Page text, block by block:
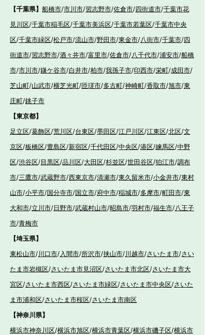
【千葉県】 船橋市/市川市/習志野市/佐倉市/四街道市/千葉市花
見川区/千葉市稲毛区/千葉市美浜区/千葉市若葉区/千葉市中央
区/千葉市緑区/松戸市/流山市/野田市/東金市/八街市/千葉市/四
街道市/習志野市/酒々井市/富里市/佐倉市/八千代市/浦安市/船橋
市/市川市/鎌ケ谷市/白井市/柏市/我孫子市/印西市/栄町/成田市/
芝山町/山武市/横芝光町/匝瑳市/多古町/神崎町/香取市/旭市/東
庄町/銚子市
【東京都】
足立区/葛飾区/荒川区/台東区/墨田区/江戸川区/江東区/北区/文
京区/板橋区/豊島区/新宿区/千代田区/中央区/港区/練馬区/中野
区/渋谷区/目黒区/品川区/大田区/杉並区/世田谷区/狛江市/調布
市/三鷹市/武蔵野市/西東京市/清瀬市/東久留米市/小金井市/東村
山市/小平市/国分寺市/国立市/府中市/稲城市/多摩市/町田市/東
大和市/立川市/日野市/武蔵村山市/昭島市/羽村市/福生市/八王子
市/青梅市
【埼玉県】
東松山市/川口市/入間市/所沢市/挟山市/川越市/さいたま市/さい
たま市岩槻区/さいたま市見沼区/さいたま市北区/さいたま市大
宮区/さいたま市西区/さいたま市緑区/さいたま市中央区/さいた
ま市浦和区/さいたま市桜区/さいたま市南区
【神奈川県】
横浜市神奈川区/横浜市旭区/横浜市青葉区/横浜市磯子区/横浜市